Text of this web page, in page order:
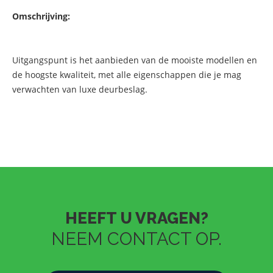
Omschrijving:
Uitgangspunt is het aanbieden van de mooiste modellen en
de hoogste kwaliteit, met alle eigenschappen die je mag
verwachten van luxe deurbeslag.
HEEFT U VRAGEN?
NEEM CONTACT OP.